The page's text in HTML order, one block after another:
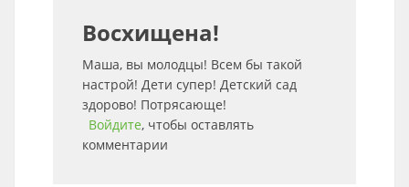
Восхищена!
Маша, вы молодцы! Всем бы такой
настрой! Дети супер! Детский сад
здорово! Потрясающе!
Войдите, чтобы оставлять
комментарии